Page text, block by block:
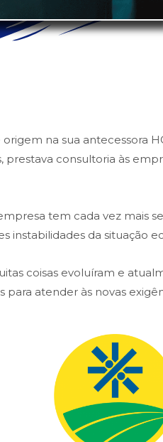
na sua antecessora
consultoria às
tem cada vez mais
instabilidades da situação
coisas evoluíram e
para atender às novas